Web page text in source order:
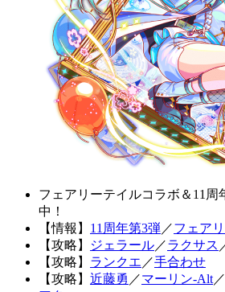
フェアリーテイルコラボ＆11周
中！
【情報】 11周年第3弾／フェア
【攻略】
ジェラール／ラクサス
【攻略】 ランクエ ／手合わせ
【攻略】 近藤勇 ／マーリン-Alt／